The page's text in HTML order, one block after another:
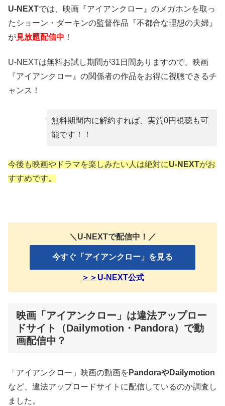
U-NEXTでは、映画『アイアンクロー』のメガホンを取っ
たショーン・ダーキンの監督作品『不都合な理想の夫婦』
が見放題配信中 ！
U-NEXTは無料お試し期間が31日間ありますので、映画
『アイアンクロー』の関係者の作品をお得に視聴できるチ
ャンス！
無料期間内に解約すれば、実質0円視聴も可
能です！！
今後も映画やドラマを楽しみたい人は絶対にU-NEXTがお
すすめです。
＼U-NEXTで配信中！／
今すぐ「アイアンクロー」を見る
＞＞U-NEXT公式
映画「アイアンクロー」は違法アップロー
ドサイト（Dailymotion・Pandora）で動
画配信中？
「アイアンクロー」映画の動画を PandoraやDailymotion
など、違法アップロードサイトに配信しているのか調査し
ました。